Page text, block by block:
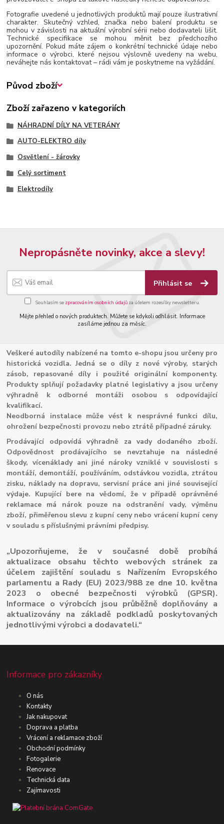
Fotografie uvedené u jednotlivých produktů mají pouze ilustrativní
charakter. Skutečný vzhled, značka nebo balení produktu se
mohou v závislosti na aktuální výrobní sérii nebo dodavateli lišit.
Technické specifikace se mohou měnit bez předchozího
upozornění. Pokud máte zájem o konkrétní technické údaje nebo
informace o výrobci, které nejsou výslovně uvedeny na webu,
neváhejte nás kontaktovat – rádi vám je poskytneme na vyžádání.
Původ zboží
Zboží zařazeno v kategoriích
NÁHRADNÍ DÍLY NA VETERÁNY
AUTO-ELEKTRO díly
Osvětlení - žárovky
Celý sortiment
Elektrodíly
Nepropásněte novinky, akce a slevy!
Přihlásit se
Souhlasím se zpracováním osobních údajůza účelem rozesílky newsletteru.
Mějte přehled o nových produktech. Můžete se kdykoli odhlásit. Informace
zasíláme jednou za měsíc.
Veškeré autodíly nabízené na tomto e-shopu jsou určeny pro
historická vozidla. Jedná se o díly z nové výroby, starých
zásob, repasované díly i použité originální komponenty.
Produkty splňují požadavky platné legislativy a jsou určeny
výhradně k odborné montáži osobou s odpovídající
kvalifikací.
Neodborná instalace může vést k nesprávné funkci dílu,
ohrožení bezpečnosti provozu nebo ztrátě případné záruky.
Prodávající odpovídá výhradně za vady dodaného zboží.
Odpovědnost prodávajícího se nevztahuje na následné
škody, vícenáklady ani jiné nároky vzniklé v souvislosti s
montáží, demontáží, používáním, odstávkou vozidla, ztrátou
zisku, náklady na dopravu, servisní práce ani jiné související
výdaje. Kupující bere na vědomí, že v případě oprávněné
reklamace má nárok pouze na odstranění vady, výměnu
zboží, přiměřenou slevu z kupní ceny nebo vrácení kupní ceny
v souladu s příslušnými právními předpisy.
„Upozorňujeme, že v současné době probíhá
aktualizace obsahu těchto webových stránek za
účelem zajištění souladu s Nařízením Evropského
parlamentu a Rady (EU) 2023/988 ze dne 10. května
2023 o obecné bezpečnosti výrobků (GPSR).
Informace o výrobcích jsou průběžně doplňovány a
aktualizovány na základě podkladů poskytovaných
jednotlivými výrobci a dodavateli.“
Informace pro zákazníky
O nás
Kontakty
Jak nakupovat
Doprava a platba
Vrácení a reklamace zboží
Obchodní podmínky
Fotogalerie
Renovace
Technická data
Zajímavosti